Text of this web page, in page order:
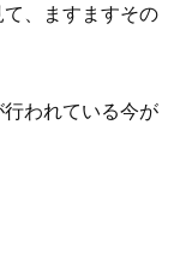
、ますますその
われている今が